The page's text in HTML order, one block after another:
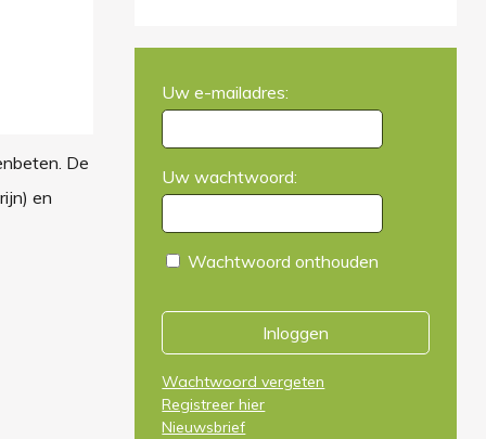
De
en
Uw e-mailadres:
Uw wachtwoord:
Wachtwoord onthouden
Inloggen
Wachtwoord vergeten
Registreer hier
Nieuwsbrief